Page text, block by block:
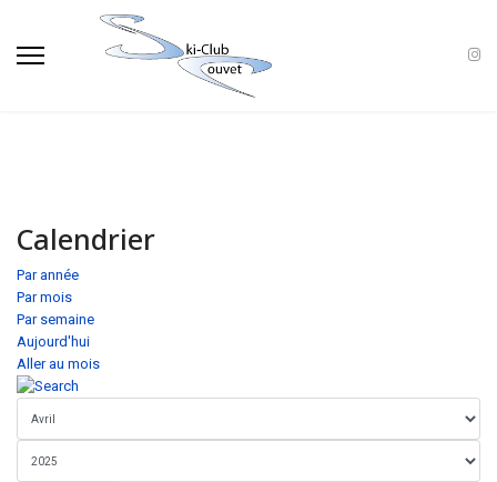
Calendrier
Par année
Par mois
Par semaine
Aujourd'hui
Aller au mois